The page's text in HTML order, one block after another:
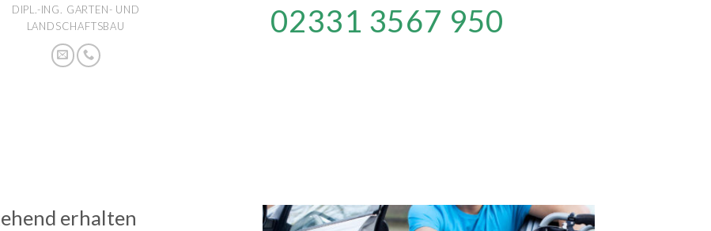
DIPL.-ING. GARTEN- UND
LANDSCHAFTSBAU
02331 3567 950
erhalten